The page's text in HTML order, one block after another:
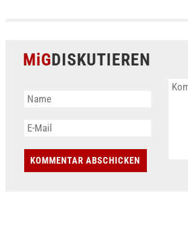
MiGDISKUTIEREN